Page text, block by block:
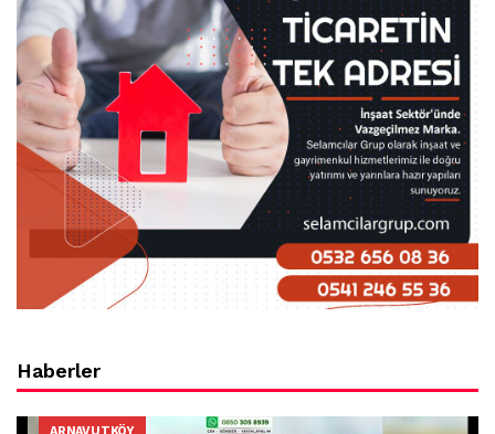
Haberler
ARNAVUTKÖY